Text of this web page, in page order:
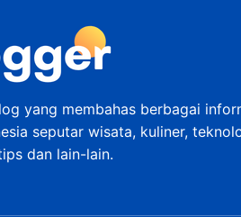
yang membahas berbagai
seputar wisata, kuliner,
dan lain-lain.